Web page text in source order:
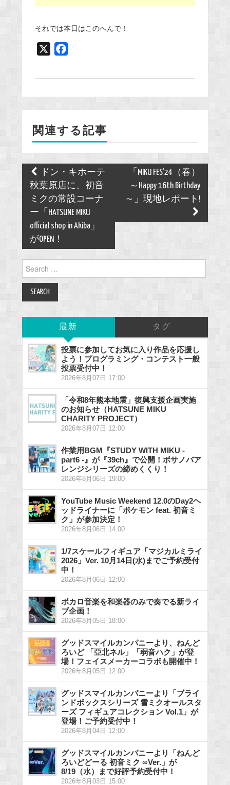
それでは本日はこのへんで！
o
k
関連する記事
Post
navigation
ドン・キホーテ
秋葉原店に、初音
ミクの常設コーナ
ー「HATSUNE MIKU
official shop in Akiba」
がOPEN！
「MIKU FES’24（春）
～Happy 16th Birthday
～」現地レポート!
Search
for:
最新 タグ
投票に参加してお気に入り作品を応援し
よう！プログラミング・コンテスト一般
投票受付中！
2026年8月07日 17:00
「令和8年熊本地震」復興支援企画実施
のお知らせ（HATSUNE MIKU
CHARITY PROJECT）
2026年8月07日 12:00
作業用BGM『STUDY WITH MIKU -
part6 -』が『39ch』で公開！ボサノバア
レンジシリーズの締めくくり！
2026年8月06日 19:00
YouTube Music Weekend 12.0のDay2ヘ
ッドライナーに「ポケモン feat. 初音ミ
ク」が参加決定！
2026年8月06日 14:00
1/7スケールフィギュア「マジカルミライ
2026」Ver. 10月14日(水)までご予約受付
中！
2026年8月06日 12:00
ボカロ音楽を和楽器のみで奏でる新ライ
ブ企画！
2026年8月05日 18:00
グッドスマイルカンパニーより、ねんど
ろいど 「亞北ネル」「弱音ハク」が登
場！フェイスメーカーコラボも開催中！
2026年8月05日 12:00
グッドスマイルカンパニーより「ブライ
ンドボックスシリーズ 雪ミクオールスタ
ーズ フィギュアコレクション Vol.1」が
登場！ご予約受付中！
2026年8月04日 12:00
グッドスマイルカンパニーより「ねんど
ろいどどーる 初音ミク ∞Ver.」が
8/19（水）まで好評予約受付中！
2026年8月03日 15:00